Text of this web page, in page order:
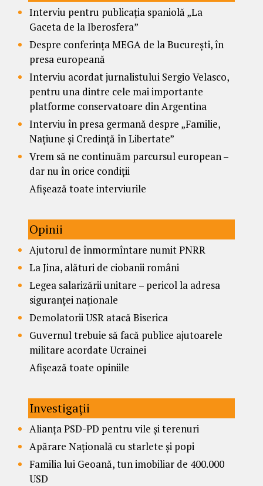
Interviu pentru publicația spaniolă „La
Gaceta de la Iberosfera”
Despre conferința MEGA de la București, în
presa europeană
Interviu acordat jurnalistului Sergio Velasco,
pentru una dintre cele mai importante
platforme conservatoare din Argentina
Interviu în presa germană despre „Familie,
Națiune și Credință în Libertate”
Vrem să ne continuăm parcursul european –
dar nu în orice condiții
Afișează toate interviurile
Opinii
Ajutorul de înmormîntare numit PNRR
La Jina, alături de ciobanii români
Legea salarizării unitare – pericol la adresa
siguranței naționale
Demolatorii USR atacă Biserica
Guvernul trebuie să facă publice ajutoarele
militare acordate Ucrainei
Afișează toate opiniile
Investigații
Alianța PSD-PD pentru vile și terenuri
Apărare Națională cu starlete și popi
Familia lui Geoană, tun imobiliar de 400.000
USD